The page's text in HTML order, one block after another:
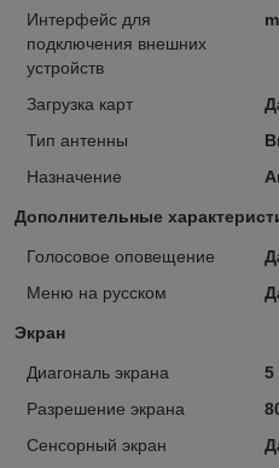
Интерфейс для
подключения внешних
устройств
Загрузка карт
Тип антенны
Назначение
Дополнительные
Голосовое оповещение
Меню на русском
Экран
Диагональ экрана
5
Разрешение экрана
Сенсорный экран